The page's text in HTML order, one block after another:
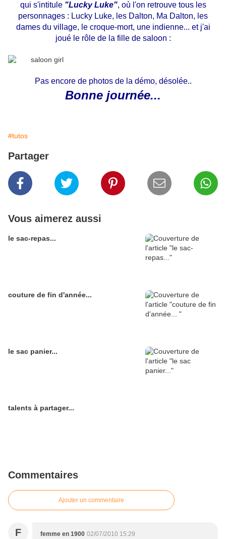
qui s'intitule "Lucky Luke", où l'on retrouve tous les
personnages : Lucky Luke, les Dalton, Ma Dalton, les
dames du village, le croque-mort, une indienne... et j'ai
joué le rôle de la fille de saloon :
Pas encore de photos de la démo, désolée..
Bonne journée...
#tutos
Partager
Vous aimerez aussi
le sac-repas...
couture de fin d'année...
le sac panier...
talents à partager...
Commentaires
Ajouter un commentaire
F femme en 1900 02/07/2010 15:29